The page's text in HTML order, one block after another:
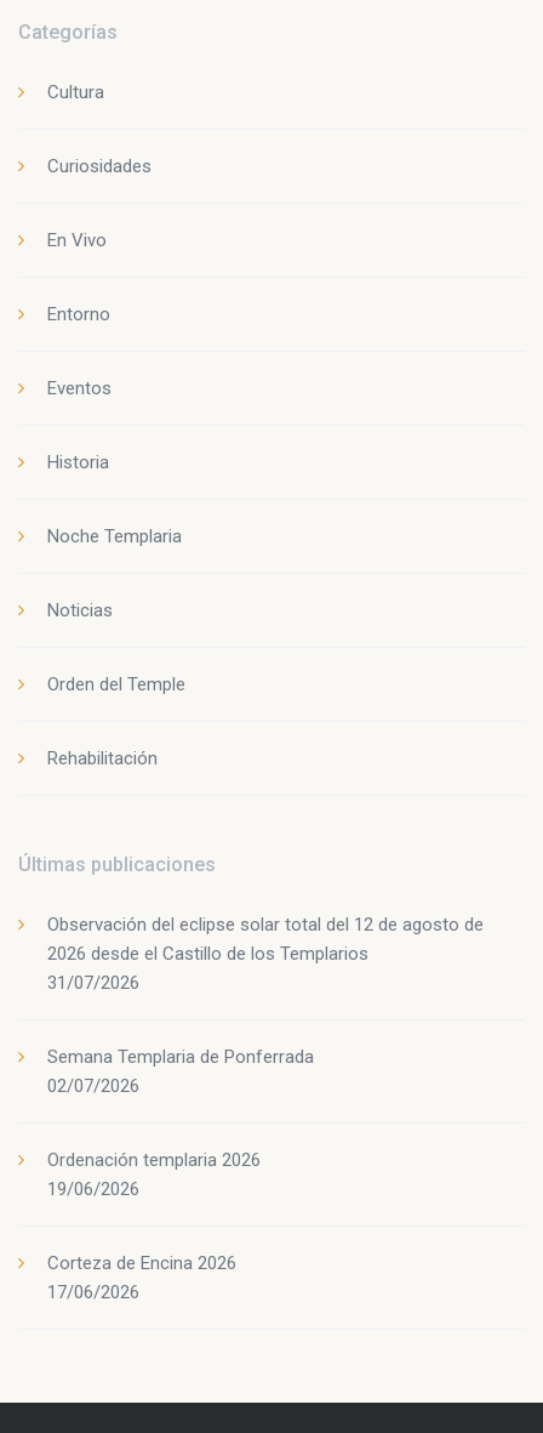
Categorías
Cultura
Curiosidades
En Vivo
Entorno
Eventos
Historia
Noche Templaria
Noticias
Orden del Temple
Rehabilitación
Últimas publicaciones
Observación del eclipse solar total del 12 de agosto de
2026 desde el Castillo de los Templarios
31/07/2026
Semana Templaria de Ponferrada
02/07/2026
Ordenación templaria 2026
19/06/2026
Corteza de Encina 2026
17/06/2026